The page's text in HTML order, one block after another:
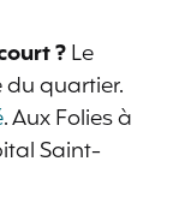
?Le
du quartier.
. Aux Folies à
Saint-